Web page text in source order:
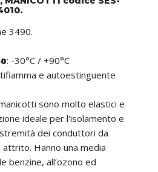
3490.
: -30°C / +90°C
e autoestinguente
sono molto elastici e
ideale per l'isolamento e
dei conduttori da
Hanno una media
benzine, all’ozono ed